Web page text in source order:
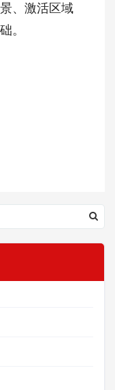
、激活区域
。